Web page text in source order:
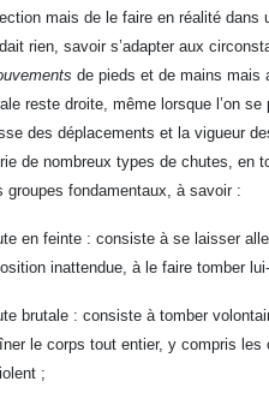
mais de le faire en réalité dans
rien, savoir s’adapter aux
de pieds et de mains mais
reste droite, même lorsque l’on
des déplacements et la vigueur
de nombreux types de chutes, en
groupes fondamentaux, à savoir :
en feinte : consiste à se laisser
inattendue, à le faire tomber
brutale : consiste à tomber
le corps tout entier, y compris
;